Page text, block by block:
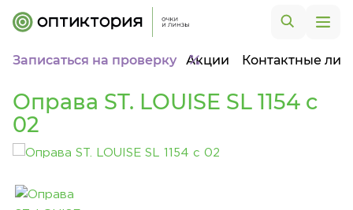
Записаться на проверку Акции Контактные
Оправа ST. LOUISE SL 1154 c
02